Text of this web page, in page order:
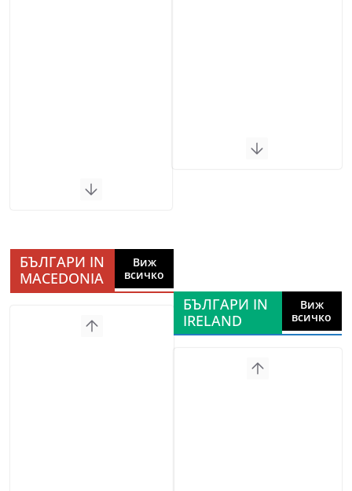
БЪЛГАРИ IN
MACEDONIA
Виж
всичко
БЪЛГАРИ IN
IRELAND
Виж
всичко